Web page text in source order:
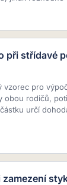
při střídavé
vzorec pro
obou rodičů,
určí